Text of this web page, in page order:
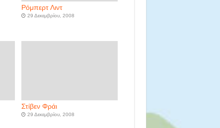
Ρόμπερτ Λιντ
29 Δεκεμβρίου, 2008
Στίβεν Φράι
29 Δεκεμβρίου, 2008